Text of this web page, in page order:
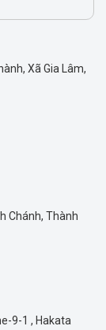
Xã Gia Lâm,
Chánh, Thành
9-1 , Hakata